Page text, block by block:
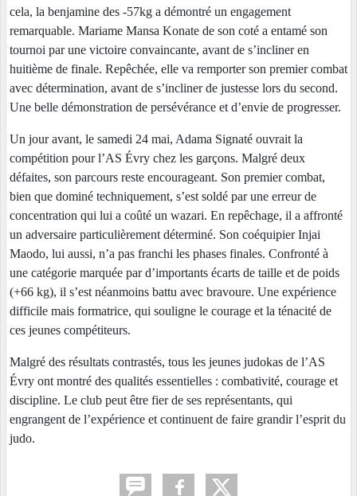
cela, la benjamine des -57kg a démontré un engagement
remarquable. Mariame Mansa Konate de son coté a entamé son
tournoi par une victoire convaincante, avant de s’incliner en
huitième de finale. Repêchée, elle va remporter son premier combat
avec détermination, avant de s’incliner de justesse lors du second.
Une belle démonstration de persévérance et d’envie de progresser.
Un jour avant, le samedi 24 mai, Adama Signaté ouvrait la
compétition pour l’AS Évry chez les garçons. Malgré deux
défaites, son parcours reste encourageant. Son premier combat,
bien que dominé techniquement, s’est soldé par une erreur de
concentration qui lui a coûté un wazari. En repêchage, il a affronté
un adversaire particulièrement déterminé. Son coéquipier Injai
Maodo, lui aussi, n’a pas franchi les phases finales. Confronté à
une catégorie marquée par d’importants écarts de taille et de poids
(+66 kg), il s’est néanmoins battu avec bravoure. Une expérience
difficile mais formatrice, qui souligne le courage et la ténacité de
ces jeunes compétiteurs.
Malgré des résultats contrastés, tous les jeunes judokas de l’AS
Évry ont montré des qualités essentielles : combativité, courage et
discipline. Le club peut être fier de ses représentants, qui
engrangent de l’expérience et continuent de faire grandir l’esprit du
judo.